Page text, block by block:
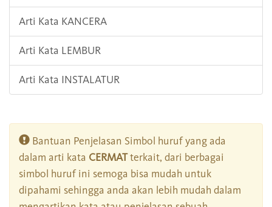
Arti Kata KANCERA
Arti Kata LEMBUR
Arti Kata INSTALATUR
Bantuan Penjelasan Simbol huruf yang ada
dalam arti kata CERMATterkait, dari berbagai
simbol huruf ini semoga bisa mudah untuk
dipahami sehingga anda akan lebih mudah dalam